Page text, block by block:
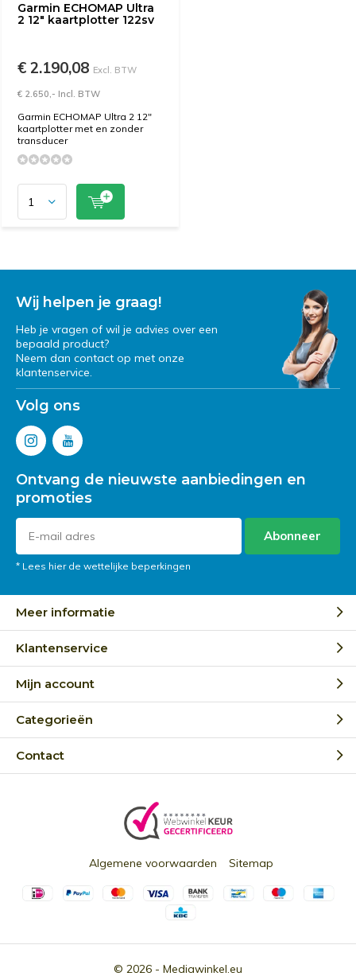
Garmin ECHOMAP Ultra
2 12" kaartplotter 122sv
€ 2.190,08 Excl. BTW
€ 2.650,- Incl. BTW
Garmin ECHOMAP Ultra 2 12"
kaartplotter met en zonder
transducer
Wij helpen je graag!
Heb je vragen of wil je advies over een
bepaald product?
Neem dan contact op met onze
klantenservice.
Volg ons
Ontvang de nieuwste aanbiedingen en
promoties
Abonneer
* Lees hier de wettelijke beperkingen
Meer informatie
Klantenservice
Mijn account
Categorieën
Contact
© 2026 - Mediawinkel.eu
Algemene voorwaarden Sitemap